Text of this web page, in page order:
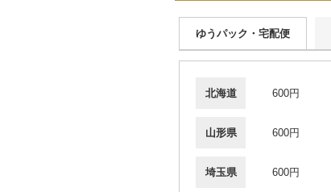
ゆうパック・宅配便
北海道 600円
山形県 600円
埼玉県 600円